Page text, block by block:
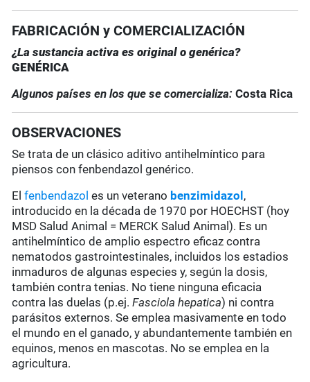
FABRICACIÓN y COMERCIALIZACIÓN
¿La sustancia activa es original o genérica?
GENÉRICA
Algunos países en los que se comercializa:Costa Rica
OBSERVACIONES
Se trata de un clásico aditivo antihelmíntico para
piensos con fenbendazol genérico.
Elfenbendazol es un veterano benzimidazol ,
introducido en la década de 1970 por HOECHST (hoy
MSD Salud Animal = MERCK Salud Animal). Es un
antihelmíntico de amplio espectro eficaz contra
nematodos gastrointestinales, incluidos los estadios
inmaduros de algunas especies y, según la dosis,
también contra tenias. No tiene ninguna eficacia
contra las duelas (p.ej.Fasciola hepatica) ni contra
parásitos externos. Se emplea masivamente en todo
el mundo en el ganado, y abundantemente también en
equinos, menos en mascotas. No se emplea en la
agricultura.